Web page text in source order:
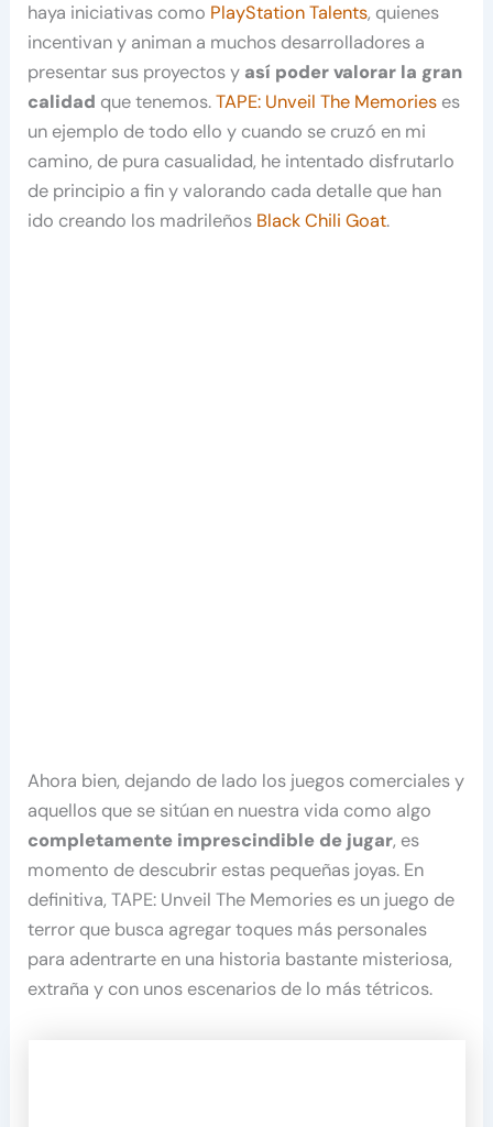
haya iniciativas como PlayStation Talents, quienes
incentivan y animan a muchos desarrolladores a
presentar sus proyectos y así poder valorar la gran
calidad que tenemos.TAPE: Unveil The Memories es
un ejemplo de todo ello y cuando se cruzó en mi
camino, de pura casualidad, he intentado disfrutarlo
de principio a fin y valorando cada detalle que han
ido creando los madrileños Black Chili Goat.
Ahora bien, dejando de lado los juegos comerciales y
aquellos que se sitúan en nuestra vida como algo
completamente imprescindible de jugar, es
momento de descubrir estas pequeñas joyas. En
definitiva, TAPE: Unveil The Memories es un juego de
terror que busca agregar toques más personales
para adentrarte en una historia bastante misteriosa,
extraña y con unos escenarios de lo más tétricos.